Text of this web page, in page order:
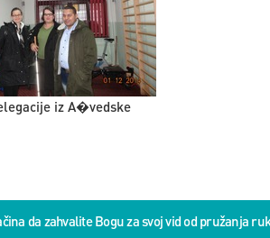
iz A�vedske
da zahvalite Bogu za svoj vid od pružanja